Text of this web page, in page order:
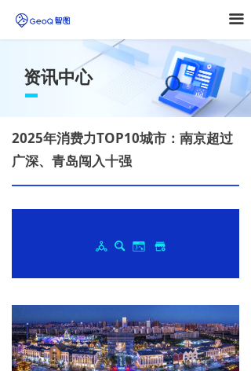
끀
2025年消费力TOP10城市：南京超过
广深、青岛闯入十强
资讯中心